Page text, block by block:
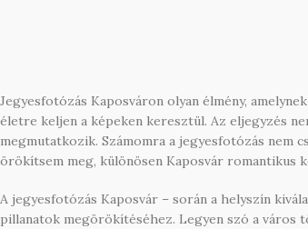
Jegyesfotózás Kaposváron olyan élmény,
életre keljen a képeken keresztül. Az eljegyzés
megmutatkozik. Számomra a jegyesfotózás
örökítsem meg, különösen Kaposvár romantikus
A jegyesfotózás Kaposvár – során a helyszín
pillanatok megörökítéséhez. Legyen szó a